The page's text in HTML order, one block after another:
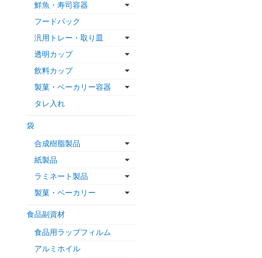
鮮魚・寿司容器
フードパック
汎用トレー・取り皿
透明カップ
飲料カップ
製菓・ベーカリー容器
タレ入れ
袋
合成樹脂製品
紙製品
ラミネート製品
製菓・ベーカリー
食品副資材
食品用ラップフィルム
アルミホイル